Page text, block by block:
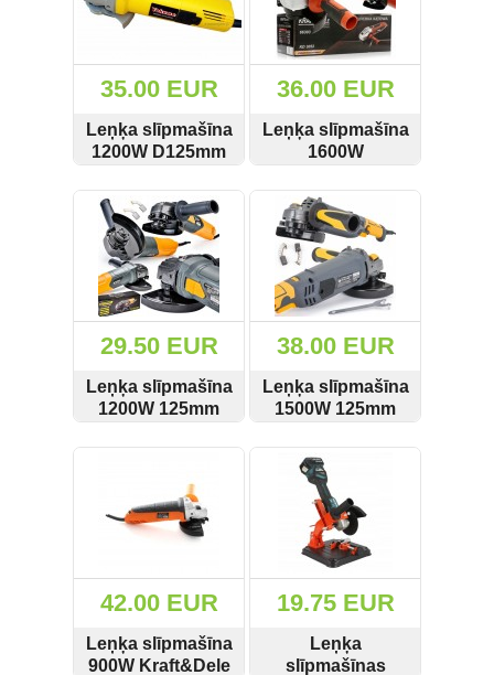
35.00 EUR
Leņķa slīpmašīna
1200W D125mm
AG228
SKATĪT PIRKT
36.00 EUR
Leņķa slīpmašīna
1600W
KD3052
SKATĪT PIRKT
29.50 EUR
Leņķa slīpmašīna
1200W 125mm
SZK-1200
SKATĪT PIRKT
38.00 EUR
Leņķa slīpmašīna
1500W 125mm
SKATĪT PIRKT
42.00 EUR
Leņķa slīpmašīna
900W Kraft&Dele
19.75 EUR
Leņķa
slīpmašīnas
Laivu dzinēji (12)
LED produkti (73)
Mērinstrumenti (158)
Moto piederumi (43)
Muciņas un muciņatslēgu
komplekti (81)
Pneimatiskie instrumenti (409)
Rezerves daļas (137)
Specinstrumenti auto servisiem
Strāvas ģeneratori (25)
Sūkņi un piederumi (262)